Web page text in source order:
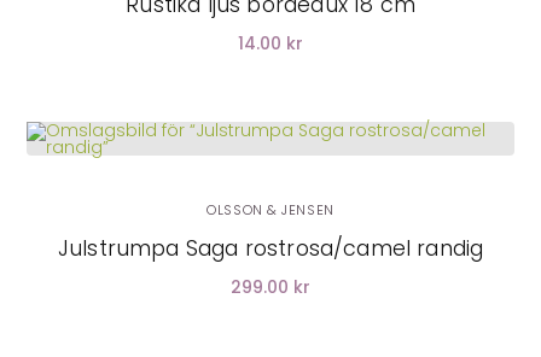
14.00 kr
LÄGG I VARUKORG
OLSSON & JENSEN
Julstrumpa Saga rostrosa/camel randig
299.00 kr